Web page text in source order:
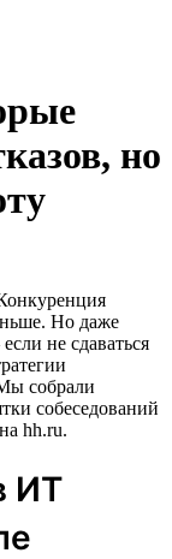
но
Но даже
не сдаваться
собрали
собеседований
hh.ru.
ИТ